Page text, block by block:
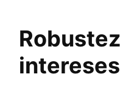
intereses